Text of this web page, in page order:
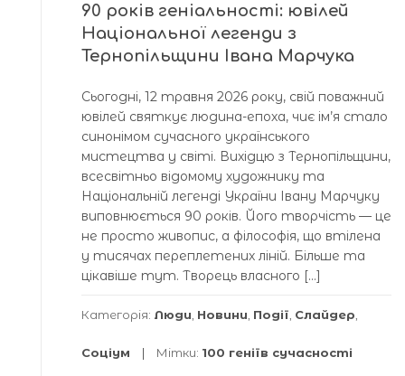
90 років геніальності: ювілей
Національної легенди з
Тернопільщини Івана Марчука
Сьогодні, 12 травня 2026 року, свій поважний
ювілей святкує людина-епоха, чиє ім’я стало
синонімом сучасного українського
мистецтва у світі. Вихідцю з Тернопільщини,
всесвітньо відомому художнику та
Національній легенді України Івану Марчуку
виповнюється 90 років. Його творчість — це
не просто живопис, а філософія, що втілена
у тисячах переплетених ліній. Більше та
цікавіше тут. Творець власного […]
Категорія: Люди Новини Події Слайдер
Соціум Мітки: 100 геніїв сучасності